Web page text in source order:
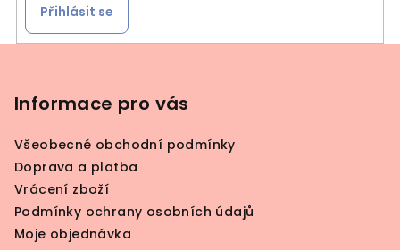
Přihlásit se
Informace pro vás
Všeobecné obchodní podmínky
Doprava a platba
Vrácení zboží
Podmínky ochrany osobních údajů
Moje objednávka